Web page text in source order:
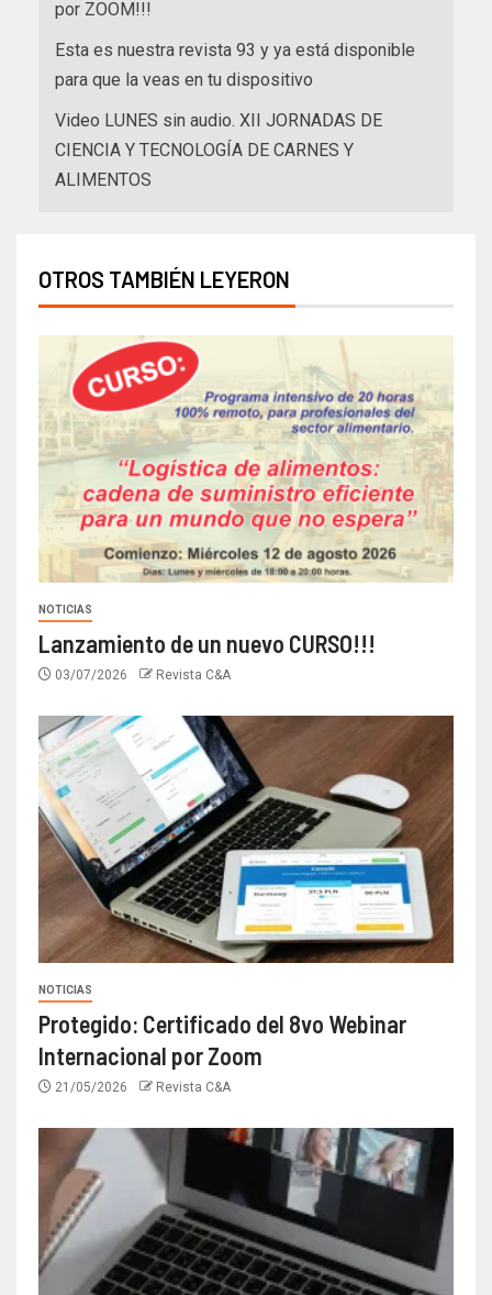
por ZOOM!!!
Esta es nuestra revista 93 y ya está disponible
para que la veas en tu dispositivo
Video LUNES sin audio. XII JORNADAS DE
CIENCIA Y TECNOLOGÍA DE CARNES Y
ALIMENTOS
OTROS TAMBIÉN LEYERON
NOTICIAS
Lanzamiento de un nuevo CURSO!!!
03/07/2026 Revista C&A
NOTICIAS
Protegido: Certificado del 8vo Webinar
Internacional por Zoom
21/05/2026 Revista C&A